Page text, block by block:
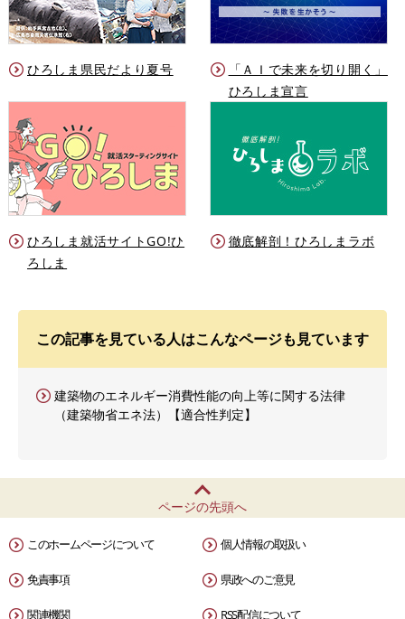
ひろしま県民だより夏号
「ＡＩで未来を切り開く」
ひろしま宣言
ひろしま就活サイトGO!ひ
ろしま
徹底解剖！ひろしまラボ
この記事を見ている人はこんなページも見ています
建築物のエネルギー消費性能の向上等に関する法律
（建築物省エネ法）【適合性判定】
ページの先頭へ
このホームページについて 個人情報の取扱い
免責事項 県政へのご意見
関連機関 RSS配信について